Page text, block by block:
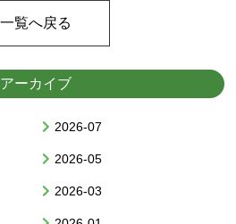
一覧へ戻る
アーカイブ
2026-07
2026-05
2026-03